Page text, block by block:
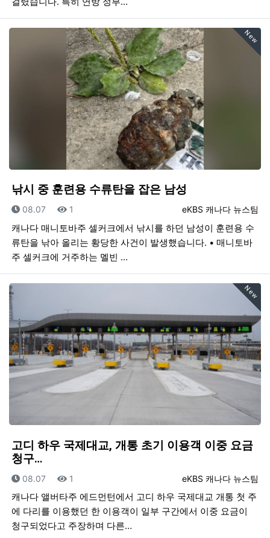
New
낚시 중 훈련용 수류탄을 잡은 남성
등록자
eKBS 캐나다 뉴스팀
등록일
08.07 조회
1
캐나다 매니토바주 셀커크에서 낚시를 하던 남성이 훈련용 수
류탄을 낚아 올리는 황당한 사건이 발생했습니다. • 매니토바
주 셀커크에 거주하는 멜빈 …
New
고디 하우 국제대교, 개통 초기 이용객 이중 요금
청구…
등록자
eKBS 캐나다 뉴스팀
등록일
08.07 조회
1
캐나다 앨버타주 에드먼턴에서 고디 하우 국제대교 개통 첫 주
에 다리를 이용했던 한 이용객이 일부 구간에서 이중 요금이
청구되었다고 주장하며 다른…